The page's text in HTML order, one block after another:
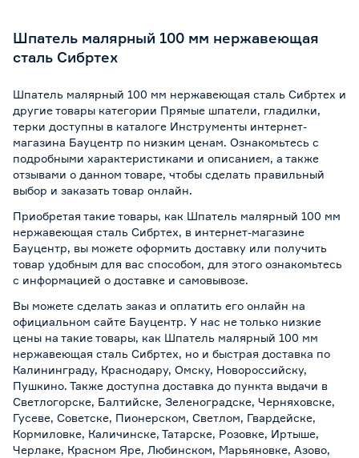
Шпатель малярный 100 мм нержавеющая
сталь Сибртех
Шпатель малярный 100 мм нержавеющая сталь Сибртех и
другие товары категории Прямые шпатели, гладилки,
терки доступны в каталоге Инструменты интернет-
магазина Бауцентр по низким ценам. Ознакомьтесь с
подробными характеристиками и описанием, а также
отзывами о данном товаре, чтобы сделать правильный
выбор и заказать товар онлайн.
Приобретая такие товары, как Шпатель малярный 100 мм
нержавеющая сталь Сибртех, в интернет-магазине
Бауцентр, вы можете оформить доставку или получить
товар удобным для вас способом, для этого ознакомьтесь
с информацией о доставке и самовывозе.
Вы можете сделать заказ и оплатить его онлайн на
официальном сайте Бауцентр. У нас не только низкие
цены на такие товары, как Шпатель малярный 100 мм
нержавеющая сталь Сибртех, но и быстрая доставка по
Калининграду, Краснодару, Омску, Новороссийску,
Пушкино. Также доступна доставка до пункта выдачи в
Светлогорске, Балтийске, Зеленоградске, Черняховске,
Гусеве, Советске, Пионерском, Светлом, Гвардейске,
Кормиловке, Каличинске, Татарске, Розовке, Иртыше,
Черлаке, Красном Яре, Любинском, Марьяновке, Азово,